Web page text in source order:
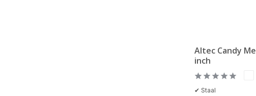
Altec Candy
inch
✔ Staal